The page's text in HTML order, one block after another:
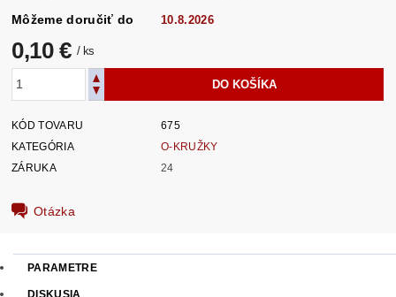
Môžeme doručiť do
10.8.2026
0,10 € / ks
KÓD TOVARU
675
KATEGÓRIA
O-KRUŽKY
ZÁRUKA
24
Otázka
PARAMETRE
DISKUSIA